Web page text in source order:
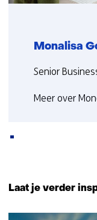
Monalisa
Functie:
Senior
Meer over
Laat je verder